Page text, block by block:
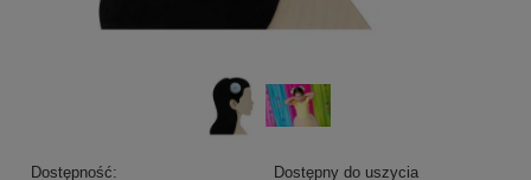
Dostępność:
Dostępny do uszycia